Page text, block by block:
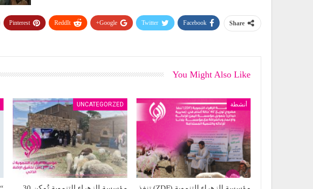
Share
Facebook
Twitter
Google+
ReddIt
Pinterest
You Might Also Like
أنشطة UNCATEGORZED